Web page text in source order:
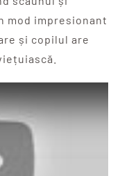
mod impresionant
și copilul are